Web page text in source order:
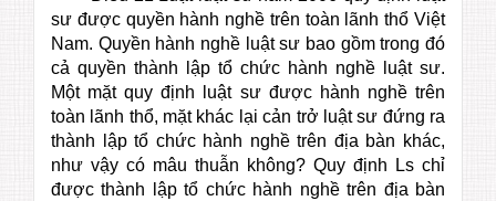
sư được quyền hành nghề trên toàn lãnh thổ Việt
Nam. Quyền hành nghề luật sư bao gồm trong đó
cả quyền thành lập tổ chức hành nghề luật sư.
Một mặt quy định luật sư được hành nghề trên
toàn lãnh thổ, mặt khác lại cản trở luật sư đứng ra
thành lập tổ chức hành nghề trên địa bàn khác,
như vậy có mâu thuẫn không? Quy định Ls chỉ
được thành lập tổ chức hành nghề trên địa bàn